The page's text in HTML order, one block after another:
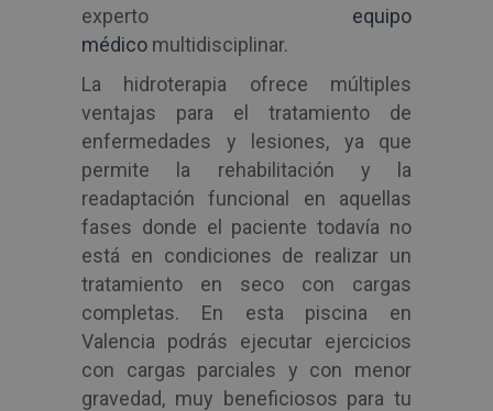
experto equipo
médico multidisciplinar.
La hidroterapia ofrece múltiples
ventajas para el tratamiento de
enfermedades y lesiones, ya que
permite la rehabilitación y la
readaptación funcional en aquellas
fases donde el paciente todavía no
está en condiciones de realizar un
tratamiento en seco con cargas
completas. En esta piscina en
Valencia podrás ejecutar ejercicios
con cargas parciales y con menor
gravedad, muy beneficiosos para tu